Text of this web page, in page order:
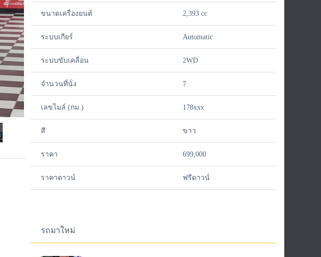
ขนาดเครื่องยนต์ 2,393 cc
ระบบเกียร์ Automatic
ระบบขับเคลื่อน 2WD
จำนวนที่นั่ง 7
เลขไมล์ (กม.) 178xxx
สี ขาว
ราคา 699,000
ราคาดาวน์ ฟรีดาวน์
รถมาใหม่